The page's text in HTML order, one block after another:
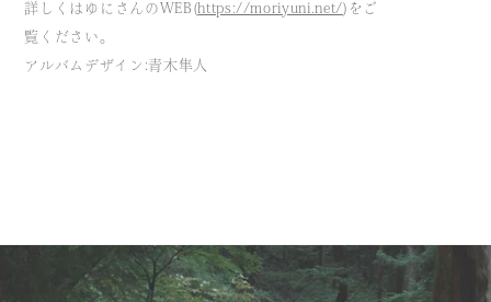
詳しくはゆにさんのWEB（https://moriyuni.net/）をご
覧ください。
アルバムデザイン：青木隼人